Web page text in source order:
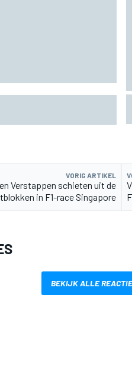
VORIG ARTIKEL
Verstappen schieten uit de
in F1-race Singapore
BEKIJK ALLE